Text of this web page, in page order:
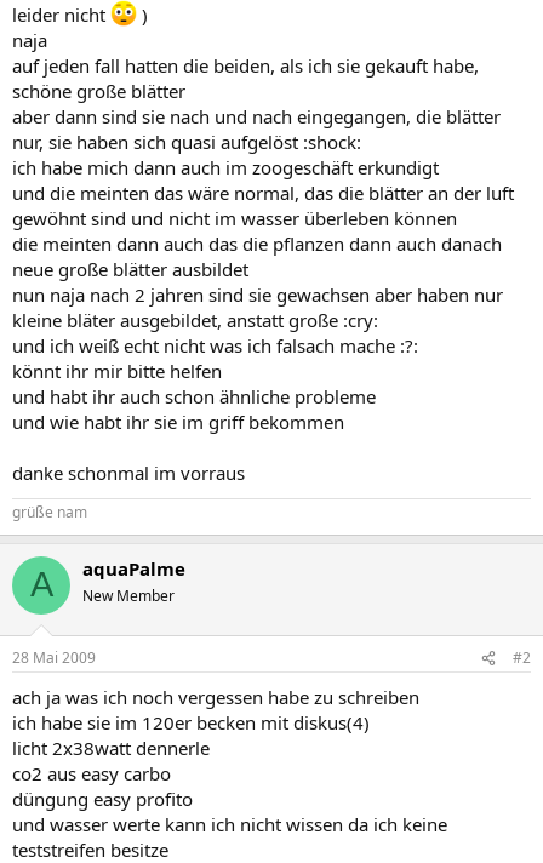
leider nicht
)
naja
auf jeden fall hatten die beiden, als ich sie gekauft habe,
schöne große blätter
aber dann sind sie nach und nach eingegangen, die blätter
nur, sie haben sich quasi aufgelöst :shock:
ich habe mich dann auch im zoogeschäft erkundigt
und die meinten das wäre normal, das die blätter an der luft
gewöhnt sind und nicht im wasser überleben können
die meinten dann auch das die pflanzen dann auch danach
neue große blätter ausbildet
nun naja nach 2 jahren sind sie gewachsen aber haben nur
kleine bläter ausgebildet, anstatt große :cry:
und ich weiß echt nicht was ich falsach mache :?:
könnt ihr mir bitte helfen
und habt ihr auch schon ähnliche probleme
und wie habt ihr sie im griff bekommen
danke schonmal im vorraus
grüße nam
A aquaPalme
New Member
28 Mai 2009 #2
ach ja was ich noch vergessen habe zu schreiben
ich habe sie im 120er becken mit diskus(4)
licht 2x38watt dennerle
co2 aus easy carbo
düngung easy profito
und wasser werte kann ich nicht wissen da ich keine
teststreifen besitze